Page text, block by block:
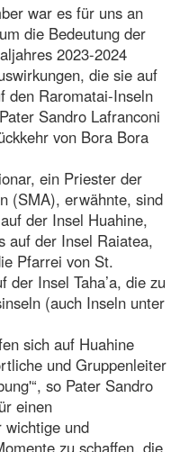
war es für uns an
die Bedeutung der
2023-2024
die sie auf
den Raromatai-Inseln
Sandro Lafranconi
von Bora Bora
ein Priester der
(SMA), erwähnte, sind
der Insel Huahine,
auf der Insel Raiatea,
Pfarrei von St.
Insel Taha’a, die zu
(auch Inseln unter
sich auf Huahine
und Gruppenleiter
so Pater Sandro
einen
wichtige und
zu schaffen, die